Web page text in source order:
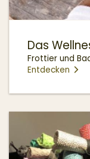
Das
Frottier und
Entdecken